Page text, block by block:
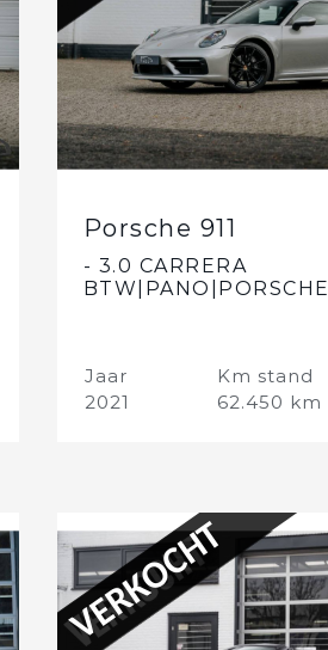
Porsche 911
- 3.0 CARRERA
BTW|PANO|PORSCHE
Jaar
2021
Km stand
62.450 km
VERKOCHT